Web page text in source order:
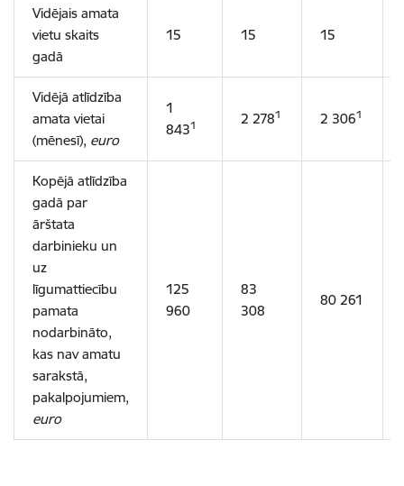
Vidējais amata
vietu skaits
gadā
15 15 15
Vidējā atlīdzība
amata vietai
(mēnesī), euro
1
8431 2 2781 2 3061
Kopējā atlīdzība
gadā par
ārštata
darbinieku un
uz
līgumattiecību
pamata
nodarbināto,
kas nav amatu
sarakstā,
pakalpojumiem,
euro
125
960
83
308
80 261